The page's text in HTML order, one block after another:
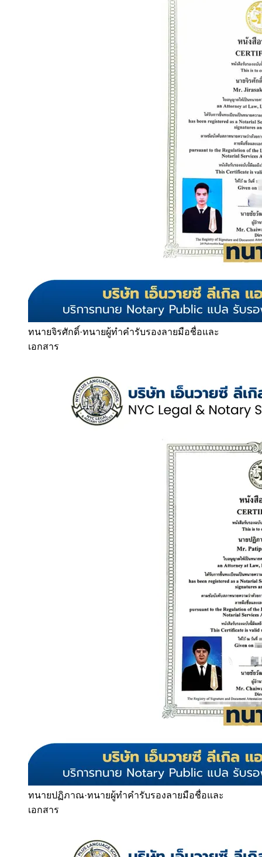
ทนายจิรศักดิ์·ทนายผู้ทำคำรับรองลายมือชื่อและ
เอกสาร
ทนายปฏิภาณ·ทนายผู้ทำคำรับรองลายมือชื่อและ
เอกสาร